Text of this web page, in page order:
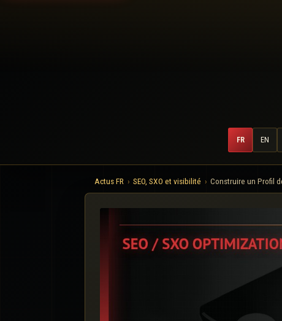
FR EN
Actus FR SEO, SXO et visibilité Construire un Profil